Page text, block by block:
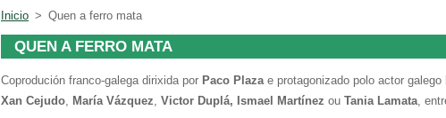
Inicio > Quen a ferro mata
QUEN A FERRO MATA
Coprodución franco-galega dirixida por Paco Plaza e protagonizado polo actor galego
Xan Cejudo
María Vázquez Victor Duplá, Ismael Martínez ou Tania Lamata ,